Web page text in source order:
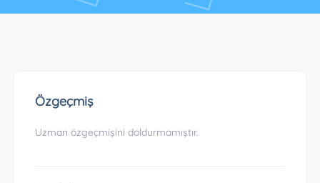
Özgeçmiş
Uzman özgeçmişini doldurmamıştır.